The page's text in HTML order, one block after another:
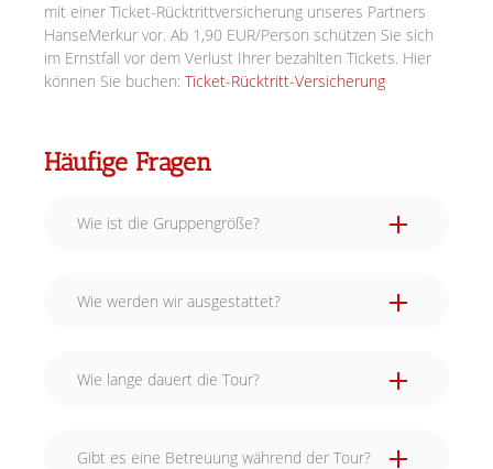
mit einer Ticket-Rücktrittversicherung unseres Partners
HanseMerkur vor. Ab 1,90 EUR/Person schützen Sie sich
im Ernstfall vor dem Verlust Ihrer bezahlten Tickets. Hier
können Sie buchen: Ticket-Rücktritt-Versicherung
Häufige Fragen
Wie ist die Gruppengröße?
Wie werden wir ausgestattet?
Wie lange dauert die Tour?
Gibt es eine Betreuung während der Tour?